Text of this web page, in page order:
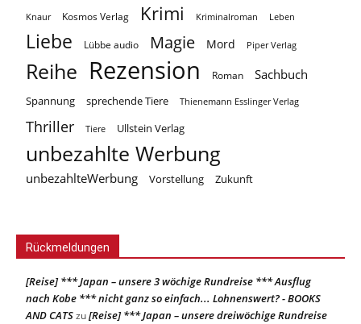
Knaur Kosmos Verlag Krimi Kriminalroman Leben
Liebe Lübbe audio Magie Mord Piper Verlag
Reihe Rezension Roman Sachbuch
Spannung sprechende Tiere Thienemann Esslinger Verlag
Thriller Tiere Ullstein Verlag
unbezahlte Werbung
unbezahlteWerbung Vorstellung Zukunft
Rückmeldungen
[Reise] *** Japan – unsere 3 wöchige Rundreise *** Ausflug
nach Kobe *** nicht ganz so einfach... Lohnenswert? - BOOKS
AND CATSzu[Reise] *** Japan – unsere dreiwöchige Rundreise